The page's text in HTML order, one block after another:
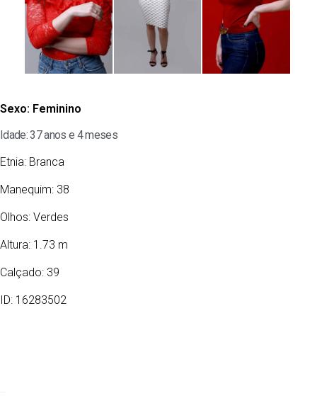
Sexo: Feminino
Idade: 37 anos e 4 meses
Etnia: Branca
Manequim: 38
Olhos: Verdes
Altura: 1.73 m
Calçado: 39
ID: 16283502